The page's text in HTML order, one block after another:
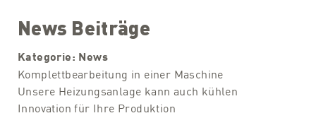
News Beiträge
Kategorie: News
Komplettbearbeitung in einer Maschine
Unsere Heizungsanlage kann auch kühlen
Innovation für Ihre Produktion